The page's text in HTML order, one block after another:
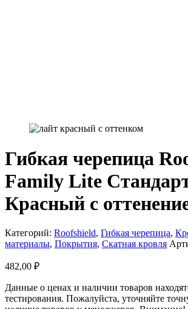
Гибкая черепица
Family Lite
Красный с
Категорий: Roofshield, Гибкая черепица,
материалы, Покрытия, Скатная кровля
482,00 ₽
Данные о ценах и наличии товаров
тестирования. Пожалуйста, уточняйте